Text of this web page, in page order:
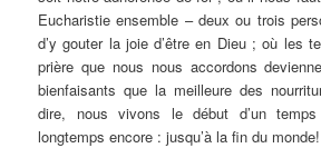
Eucharistie ensemble – deux ou trois
d’y gouter la joie d’être en Dieu ; où les
prière que nous nous accordons
bienfaisants que la meilleure des
dire, nous vivons le début d’un
longtemps encore : jusqu’à la fin du monde!